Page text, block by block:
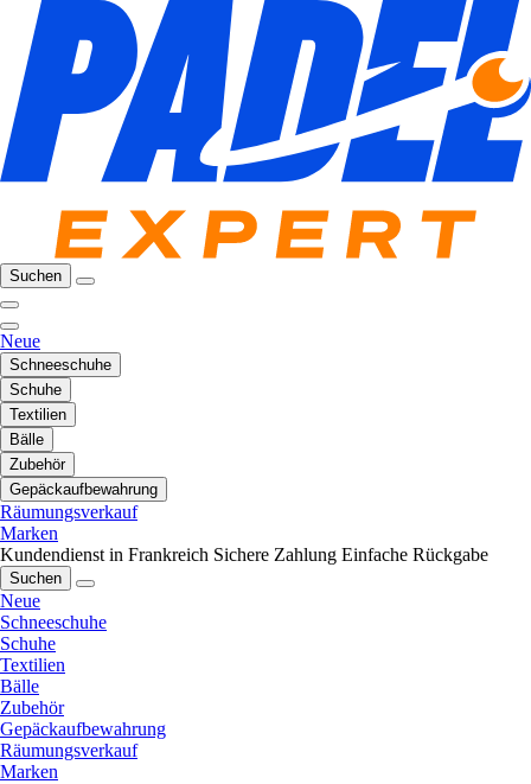
Suchen
Neue
Schneeschuhe
Schuhe
Textilien
Bälle
Zubehör
Gepäckaufbewahrung
Räumungsverkauf
Marken
Kundendienst in Frankreich Sichere Zahlung Einfache Rückgabe
Suchen
Neue
Schneeschuhe
Schuhe
Textilien
Bälle
Zubehör
Gepäckaufbewahrung
Räumungsverkauf
Marken